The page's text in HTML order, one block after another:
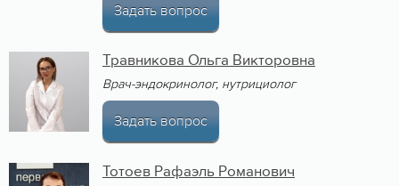
Задать вопрос
Травникова Ольга Викторовна
Врач-эндокринолог, нутрициолог
Задать вопрос
Тотоев Рафаэль Романович